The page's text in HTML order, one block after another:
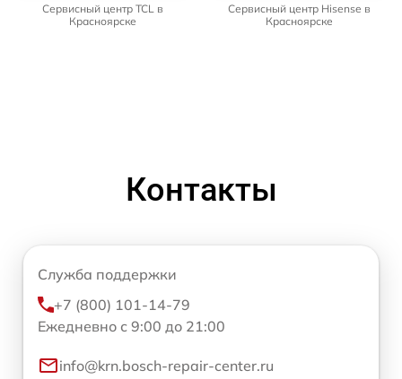
Сервисный центр TCL в
Красноярске
Сервисный центр Hisense в
Красноярске
Контакты
Служба поддержки
+7 (800) 101-14-79
Ежедневно с 9:00 до 21:00
info@krn.bosch-repair-center.ru